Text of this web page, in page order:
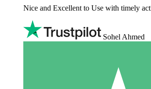
Nice and Excellent to Use with timely
Sohel Ahmed